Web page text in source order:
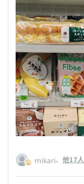
mikari、 他17人